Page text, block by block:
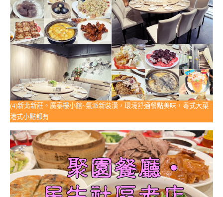
(4)新北新莊。廣泰樓小館~氣派新裝潢，環境舒適餐點美味，粵式大菜
港式小點都有